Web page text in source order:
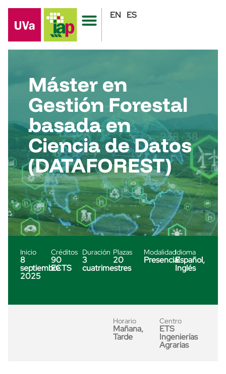
EN ES
Máster en
Gestión Forestal
basada en
Ciencia de Datos
(DATAFOREST)
Inicio
8
septiembre
2025
Créditos
90
ECTS
Duración
3
cuatrimestres
Plazas
20
Modalidad
Presencial
Idioma
Español,
Inglés
Horario
Mañana,
Tarde
Centro
ETS
Ingenierías
Agrarias